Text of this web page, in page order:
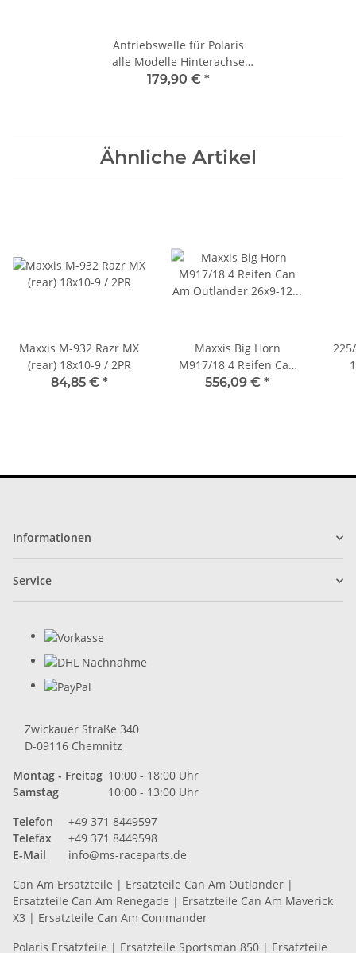
Antriebswelle für Polaris
alle Modelle Hinterachse
hinten rechts 900 RZR XP
179,90 € *
Ähnliche Artikel
Maxxis M-932 Razr MX
(rear) 18x10-9 / 2PR
84,85 € *
Maxxis Big Horn
M917/18 4 Reifen Can
Am Outlander 26x9-12 /
556,09 € *
Informationen
Service
Zwickauer Straße 340
D-09116 Chemnitz
Montag - Freitag 10:00 - 18:00 Uhr
Samstag
10:00 - 13:00 Uhr
Telefon
+49 371 8449597
Telefax
+49 371 8449598
E-Mail
info@ms-raceparts.de
Can Am Ersatzteile | Ersatzteile Can Am Outlander |
Ersatzteile Can Am Renegade | Ersatzteile Can Am Maverick
X3 | Ersatzteile Can Am Commander
Polaris Ersatzteile | Ersatzteile Sportsman 850 | Ersatzteile